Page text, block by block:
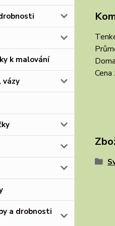
k malování
vázy
a drobnosti
Cena